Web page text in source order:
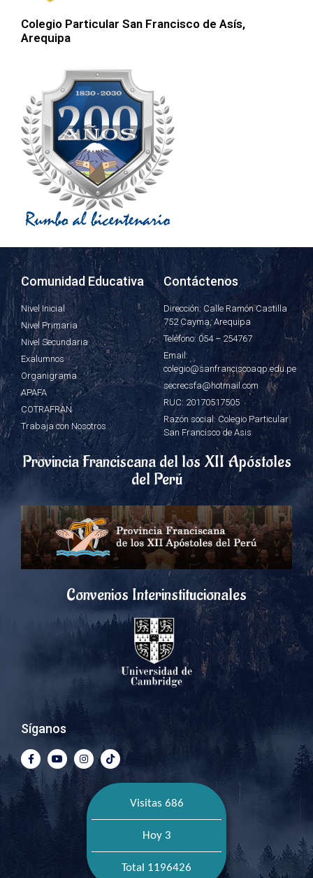
Colegio Particular San Francisco de Asís,
Arequipa
Comunidad Educativa
Nivel Inicial
Nivel Primaria
Nivel Secundaria
Exalumnos
Organigrama
APAFA
COTRAFRAN
Trabaja con Nosotros
Contáctenos
Dirección: Calle Ramón Castilla
752 Cayma, Arequipa
Teléfono: 054 – 254767
Email:
colegio@sanfranciscoaqp.edu.pe
secrecsfa@hotmail.com
RUC: 20170517505
Razón social: Colegio Particular
San Francisco de Asis
Provincia Franciscana del los XII Apóstoles
del Perú
Convenios Interinstitucionales
Síganos
Visitas 686
Hoy 3
Total 1196426